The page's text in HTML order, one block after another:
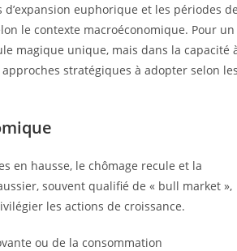
euphorique et les périodes de
le contexte macroéconomique. Pour un
magique unique, mais dans la capacité
stratégiques à adopter selon les
en hausse, le chômage recule et la
souvent qualifié de « bull market »,
les actions de croissance.
ou de la consommation